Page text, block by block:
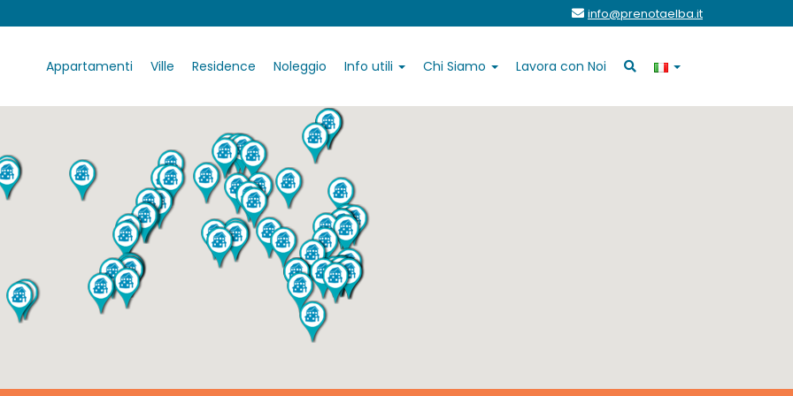
info@prenotaelba.it
Appartamenti Ville Residence Noleggio Info utili Chi Siamo Lavora con Noi